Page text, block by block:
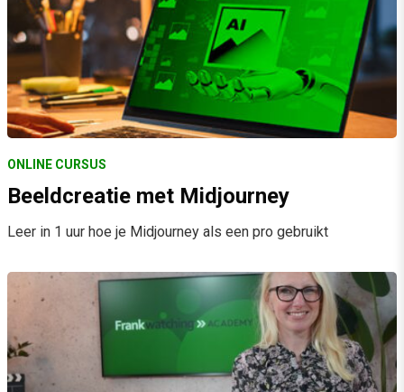
ONLINE CURSUS
Beeldcreatie met Midjourney
Leer in 1 uur hoe je Midjourney als een pro gebruikt